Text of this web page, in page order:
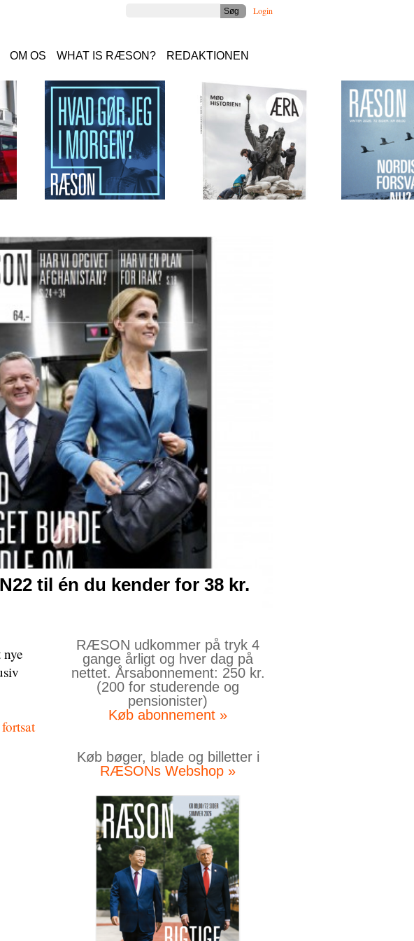
Login
OM OS WHAT IS RÆSON? REDAKTIONEN
til én du kender for 38 kr.
RÆSON udkommer på tryk 4
gange årligt og hver dag på
nettet. Årsabonnement: 250 kr.
(200 for studerende og
pensionister)
Køb abonnement »
Køb bøger, blade og billetter i
RÆSONs Webshop »